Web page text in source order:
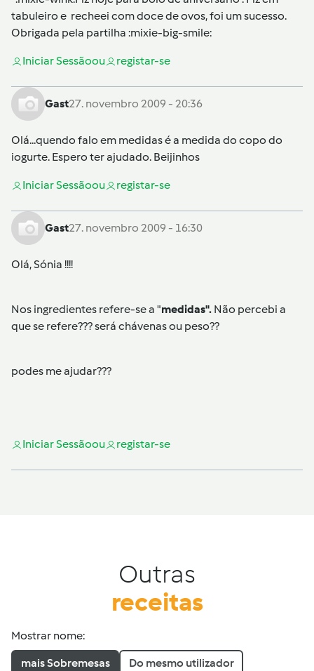
tabuleiro e recheei com doce de ovos, foi um sucesso.
Obrigada pela partilha :mixie-big-smile:
Iniciar Sessãoou registar-se
Gast27. novembro 2009 - 20:36
Olá...quendo falo em medidas é a medida do copo do
iogurte. Espero ter ajudado. Beijinhos
Iniciar Sessãoou registar-se
Gast27. novembro 2009 - 16:30
Olá, Sónia !!!!
Nos ingredientes refere-se a "medidas". Não percebi a
que se refere??? será chávenas ou peso??
podes me ajudar???
Iniciar Sessãoou registar-se
Outras
receitas
Mostrar nome:
mais Sobremesas Do mesmo utilizador